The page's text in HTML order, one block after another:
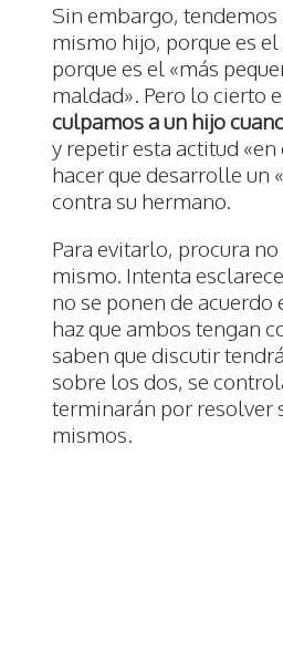
Sin embargo, tendemos
mismo hijo, porque es
porque es el «más
maldad». Pero lo cierto
culpamos a un hijo
y repetir esta actitud
hacer que desarrolle un
contra su hermano.
Para evitarlo, procura
mismo. Intenta
no se ponen de acuerdo
haz que ambos tengan
saben que discutir
sobre los dos, se
terminarán por resolver
mismos.